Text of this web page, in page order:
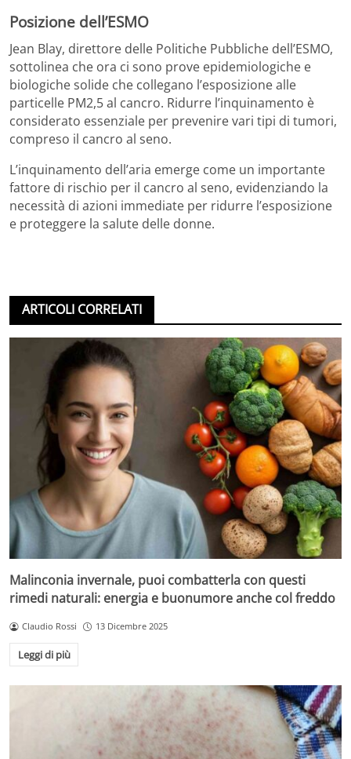
Posizione dell’ESMO
Jean Blay, direttore delle Politiche Pubbliche dell’ESMO,
sottolinea che ora ci sono prove epidemiologiche e
biologiche solide che collegano l’esposizione alle
particelle PM2,5 al cancro. Ridurre l’inquinamento è
considerato essenziale per prevenire vari tipi di tumori,
compreso il cancro al seno.
L’inquinamento dell’aria emerge come un importante
fattore di rischio per il cancro al seno, evidenziando la
necessità di azioni immediate per ridurre l’esposizione
e proteggere la salute delle donne.
ARTICOLI CORRELATI
Malinconia invernale, puoi combatterla con questi
rimedi naturali: energia e buonumore anche col freddo
Claudio Rossi 13 Dicembre 2025
Leggi di più